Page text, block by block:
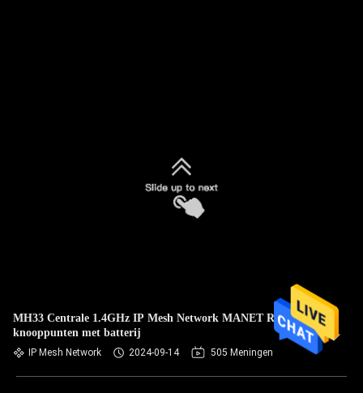
MH33 Centrale 1.4GHz IP Mesh Network MANET Radio 64
knooppunten met batterij
IP Mesh Network 2024-09-14 505 Meningen